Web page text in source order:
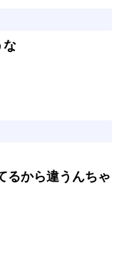
な
るから違うんちゃ